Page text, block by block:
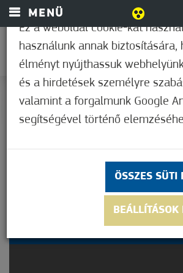
MENÜ
Nem értékelt
ÜLLÉSI
FESZTIVÁL
Ez a weboldal cookie-kat
használunk annak biztosítására,
élményt nyújthassuk
és a hirdetések személyre
valamint a forgalmunk Google
segítségével történő
ÖSSZES SÜTI
BEÁLLÍTÁSOK